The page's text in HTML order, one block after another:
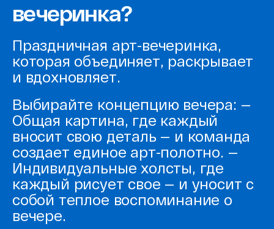
вечеринка?
Праздничная арт-вечеринка,
которая объединяет, раскрывает
и вдохновляет.
Выбирайте концепцию вечера: —
Общая картина, где каждый
вносит свою деталь — и команда
создает единое арт-полотно. —
Индивидуальные холсты, где
каждый рисует свое — и уносит с
собой теплое воспоминание о
вечере.